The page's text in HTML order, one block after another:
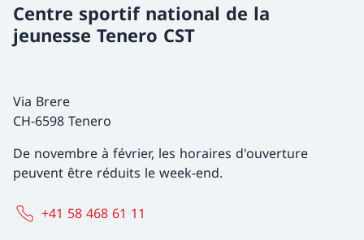
Centre sportif national de la
jeunesse Tenero CST
Via Brere
CH-6598 Tenero
De novembre à février, les horaires d'ouverture
peuvent être réduits le week-end.
+41 58 468 61 11